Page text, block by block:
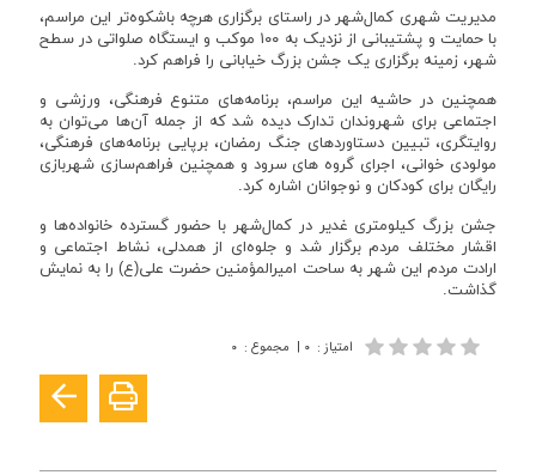
مدیریت شهری کمال‌شهر در راستای برگزاری هرچه باشکوه‌تر این مراسم،
با حمایت و پشتیبانی از نزدیک به ۱۰۰ موکب و ایستگاه صلواتی در سطح
شهر، زمینه برگزاری یک جشن بزرگ خیابانی را فراهم کرد.
همچنین در حاشیه این مراسم، برنامه‌های متنوع فرهنگی، ورزشی و
اجتماعی برای شهروندان تدارک دیده شد که از جمله آن‌ها می‌توان به
روایتگری، تبیین دستاوردهای جنگ رمضان، برپایی برنامه‌های فرهنگی،
مولودی خوانی، اجرای گروه های سرود و همچنین فراهم‌سازی شهربازی
رایگان برای کودکان و نوجوانان اشاره کرد.
جشن بزرگ کیلومتری غدیر در کمال‌شهر با حضور گسترده خانواده‌ها و
اقشار مختلف مردم برگزار شد و جلوه‌ای از همدلی، نشاط اجتماعی و
ارادت مردم این شهر به ساحت امیرالمؤمنین حضرت علی(ع) را به نمایش
گذاشت.
امتیاز : ۰ | مجموع : ۰